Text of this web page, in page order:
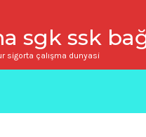
sgk ssk
sigorta çalışma dunyasi